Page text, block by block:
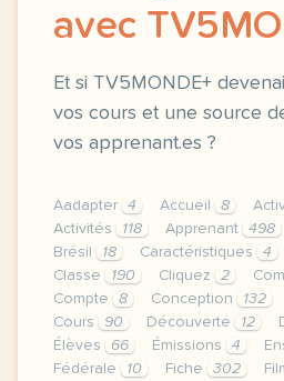
avec
Et si TV5MONDE+
vos cours et une source
vos apprenant.es ?
Aadapter 4 Accueil 8
Activités
118 Apprenant 498
Brésil
18 Caractéristiques 4
Classe
190 Cliquez 2
Compte
8 Conception 132
Cours
90 Découverte 12
Élèves
66 Émissions 4
Fédérale
10 Fiche 302